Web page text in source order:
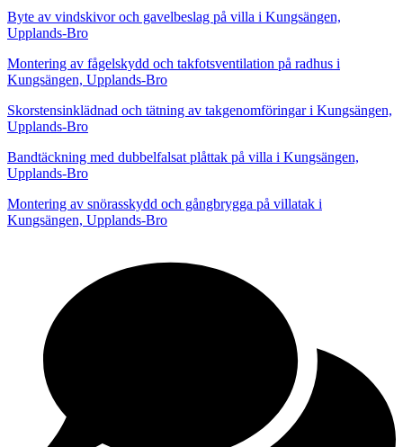
Byte av vindskivor och gavelbeslag på villa i Kungsängen,
Upplands-Bro
Montering av fågelskydd och takfotsventilation på radhus i
Kungsängen, Upplands-Bro
Skorstensinklädnad och tätning av takgenomföringar i Kungsängen,
Upplands-Bro
Bandtäckning med dubbelfalsat plåttak på villa i Kungsängen,
Upplands-Bro
Montering av snörasskydd och gångbrygga på villatak i
Kungsängen, Upplands-Bro